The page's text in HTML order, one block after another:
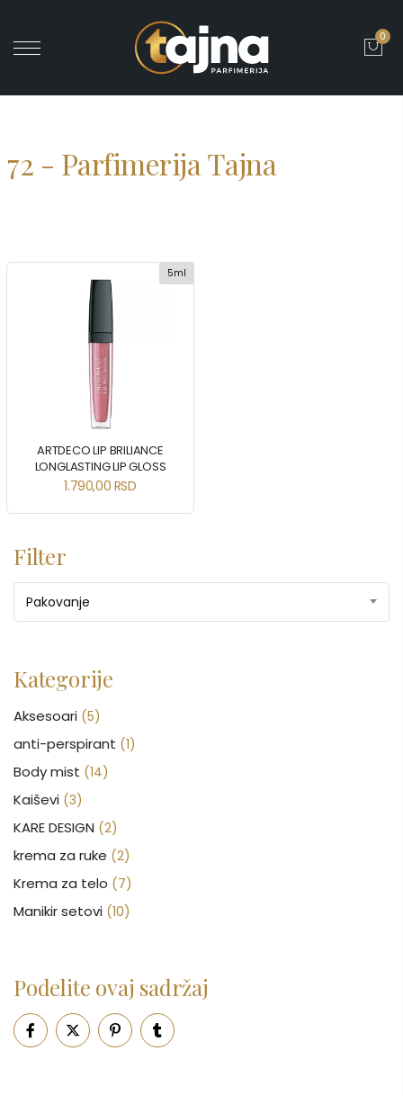
0
72 - Parfimerija Tajna
5ml
ARTDECO LIP BRILIANCE
LONGLASTING LIP GLOSS
1.790,00 RSD
Filter
Pakovanje
Kategorije
Aksesoari (5)
anti-perspirant (1)
Body mist (14)
Kaiševi (3)
KARE DESIGN (2)
krema za ruke (2)
Krema za telo (7)
Manikir setovi (10)
Nega lica (88)
Nega tela (93)
Neseseri (15)
Podelite ovaj sadržaj